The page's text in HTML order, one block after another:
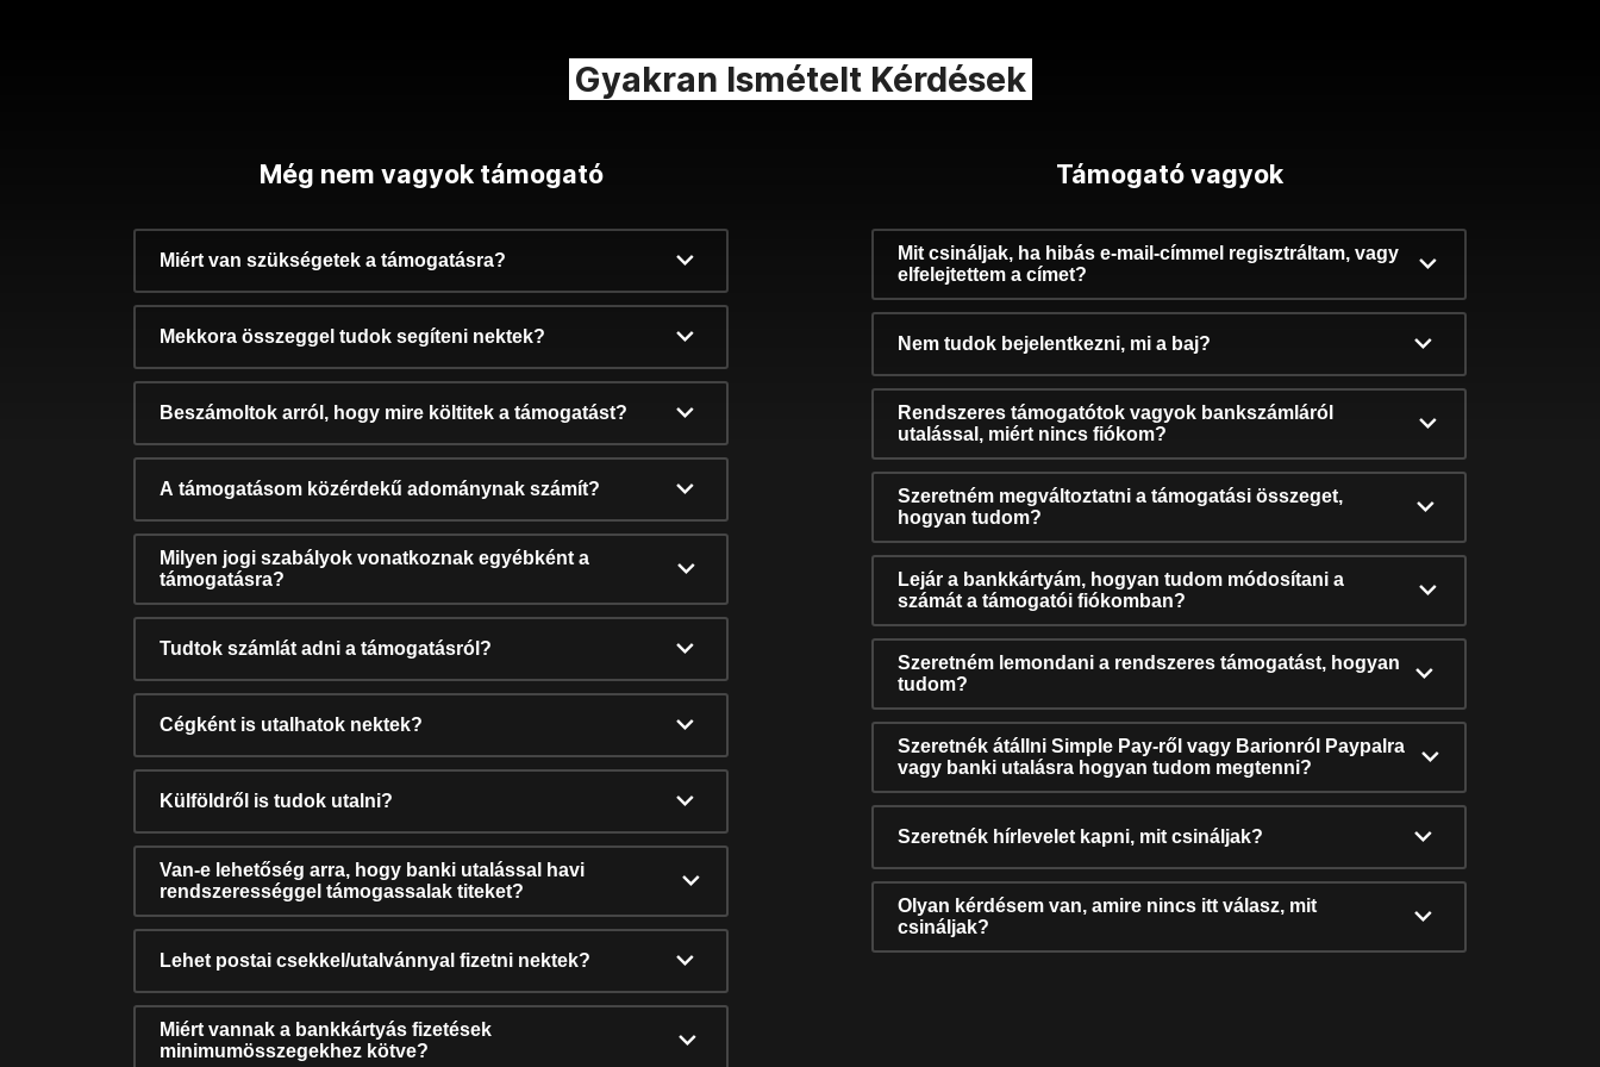
Gyakran Ismételt Kérdések
Még nem vagyok támogató
Miért van szükségetek a támogatásra?
Mekkora összeggel tudok segíteni nektek?
Beszámoltok arról, hogy mire költitek a támogatást?
A támogatásom közérdekű adománynak számít?
Milyen jogi szabályok vonatkoznak egyébként a
támogatásra?
Tudtok számlát adni a támogatásról?
Cégként is utalhatok nektek?
Külföldről is tudok utalni?
Van-e lehetőség arra, hogy banki utalással havi
rendszerességgel támogassalak titeket?
Lehet postai csekkel/utalvánnyal fizetni nektek?
Miért vannak a bankkártyás fizetések
minimumösszegekhez kötve?
Támogató vagyok
Mit csináljak, ha hibás e-mail-címmel regisztráltam, vagy
elfelejtettem a címet?
Nem tudok bejelentkezni, mi a baj?
Rendszeres támogatótok vagyok bankszámláról
utalással, miért nincs fiókom?
Szeretném megváltoztatni a támogatási összeget,
hogyan tudom?
Lejár a bankkártyám, hogyan tudom módosítani a
számát a támogatói fiókomban?
Szeretném lemondani a rendszeres támogatást, hogyan
tudom?
Szeretnék átállni Simple Pay-ről vagy Barionról Paypalra
vagy banki utalásra hogyan tudom megtenni?
Szeretnék hírlevelet kapni, mit csináljak?
Olyan kérdésem van, amire nincs itt válasz, mit
csináljak?